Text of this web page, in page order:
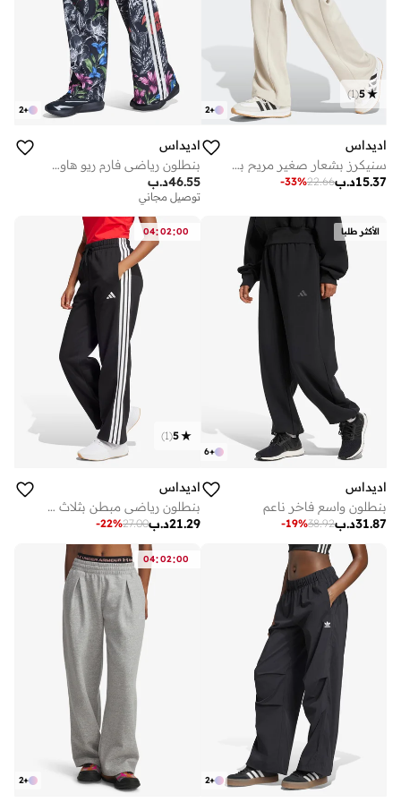
+
2
5
(
1
)
اديداس
سنيكرز بشعار صغير مريح بفتحة عند الأطراف
د.ب15.37
22.66
-33%
+
2
اديداس
بنطلون رياضي فارم ريو هاوس أوف تيرو
د.ب46.55
توصيل مجاني
الأكثر طلبا
+
6
اديداس
بنطلون واسع فاخر ناعم
د.ب31.87
38.92
-19%
04:02:00
5
(
1
)
اديداس
بنطلون رياضي مبطن بثلاث خطوط
د.ب21.29
27.00
-22%
+
2
04:02:00
+
2